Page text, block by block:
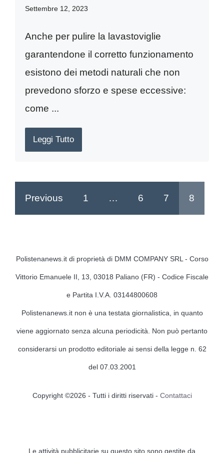
Settembre 12, 2023
Anche per pulire la lavastoviglie
garantendone il corretto funzionamento
esistono dei metodi naturali che non
prevedono sforzo e spese eccessive:
come ...
Leggi Tutto
Previous 1 … 6 7 8
Polistenanews.it di proprietà di DMM COMPANY SRL - Corso
Vittorio Emanuele II, 13, 03018 Paliano (FR) - Codice Fiscale
e Partita I.V.A. 03144800608
Polistenanews.it non è una testata giornalistica, in quanto
viene aggiornato senza alcuna periodicità. Non può pertanto
considerarsi un prodotto editoriale ai sensi della legge n. 62
del 07.03.2001
Copyright ©2026 - Tutti i diritti riservati - Contattaci
Le attività pubblicitarie su questo sito sono gestite da